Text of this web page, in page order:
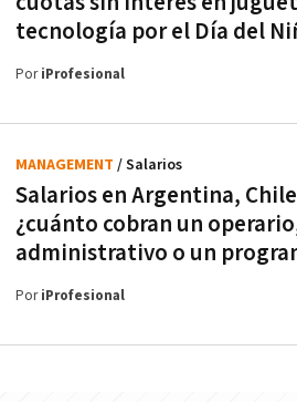
tecnología por el Día del
PoriProfesional
Salarios en Argentina,
¿cuánto cobran un
administrativo o un
MANAGEMENT / Salarios
PoriProfesional